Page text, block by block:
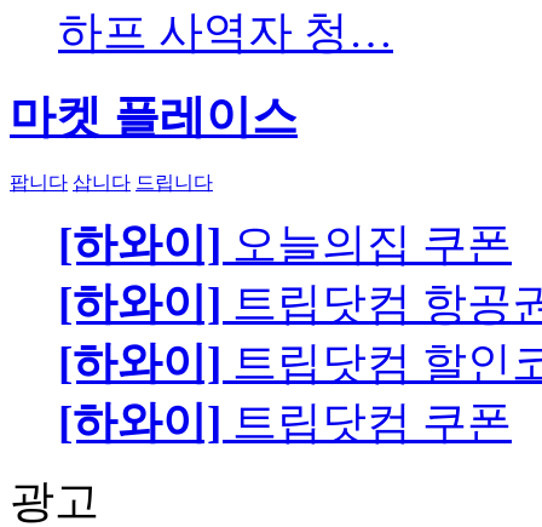
하프 사역자 청…
마켓 플레이스
팝니다 삽니다 드립니다
[하와이] 오늘의집 쿠폰
[하와이] 트립닷컴 항공
[하와이] 트립닷컴 할인
[하와이] 트립닷컴 쿠폰
광고